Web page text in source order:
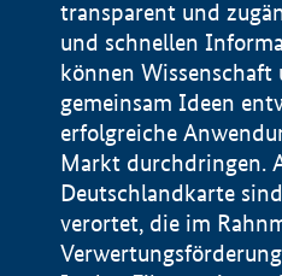
transparent und
und schnellen
können
gemeinsam Ideen
erfolgreiche
Markt durchdringen.
Deutschlandkarte
verortet, die im